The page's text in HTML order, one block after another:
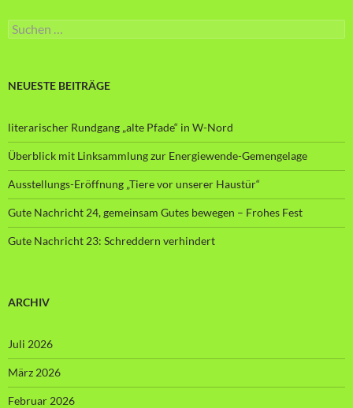
Suche
nach:
NEUESTE BEITRÄGE
literarischer Rundgang „alte Pfade“ in W-Nord
Überblick mit Linksammlung zur Energiewende-Gemengelage
Ausstellungs-Eröffnung „Tiere vor unserer Haustür“
Gute Nachricht 24, gemeinsam Gutes bewegen – Frohes Fest
Gute Nachricht 23: Schreddern verhindert
ARCHIV
Juli 2026
März 2026
Februar 2026